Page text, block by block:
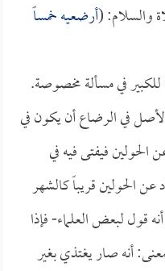
والسلام: (أرضعيه خمساً
في مسألة مخصوصة.
في الرضاع أن يكون في
الحولين فيفتى فيه في
عن الحولين قريباً كالشهر
قول لبعض العلماء- فإذا
أنه صار يغتذي بغير